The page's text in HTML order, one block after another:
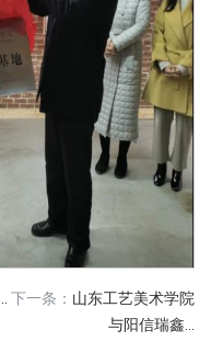
下一条： 山东工艺美术学院
与阳信瑞鑫...